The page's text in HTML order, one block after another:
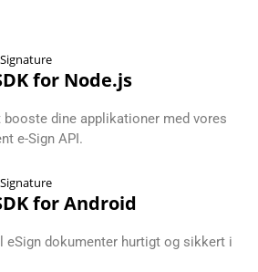
for Node.js
dine applikationer med vores
e-Sign API.
for Android
eSign dokumenter hurtigt og sikkert i